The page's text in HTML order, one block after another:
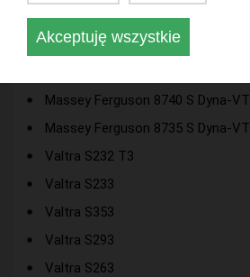
Massey Ferguson 8730 S Dyna-VT
Massey Ferguson 8727 S Dyna-VT
Massey Ferguson 8740 S Dyna-VT
Massey Ferguson 8735 S Dyna-VT
Valtra S232 T3
Valtra S233
Valtra S353
Valtra S293
Valtra S263
Akceptuję wszystkie